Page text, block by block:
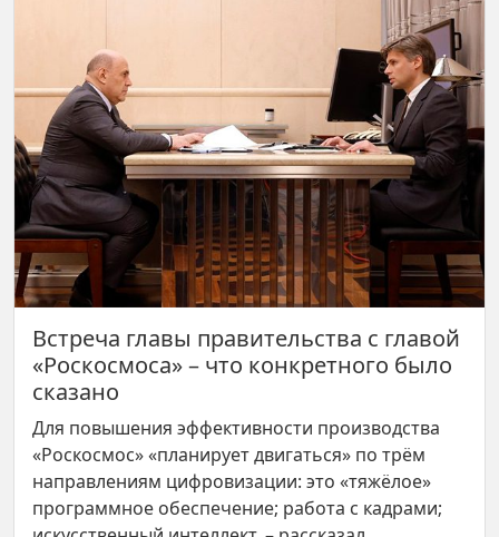
Встреча главы правительства с главой
«Роскосмоса» – что конкретного было
сказано
Для повышения эффективности производства
«Роскосмос» «планирует двигаться» по трём
направлениям цифровизации: это «тяжёлое»
программное обеспечение; работа с кадрами;